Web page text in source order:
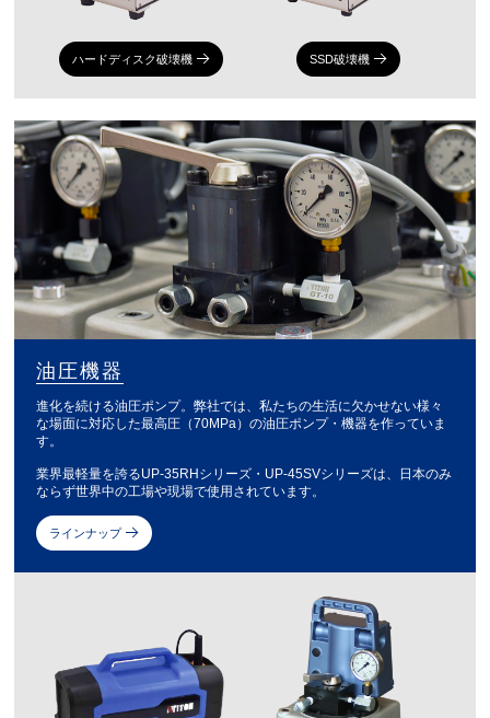
ハードディスク破壊機 SSD破壊機
油圧機器
進化を続ける油圧ポンプ。弊社では、私たちの生活に欠かせない様々
な場面に対応した最高圧（70MPa）の油圧ポンプ・機器を作っていま
す。
業界最軽量を誇るUP-35RHシリーズ・UP-45SVシリーズは、日本のみ
ならず世界中の工場や現場で使用されています。
ラインナップ